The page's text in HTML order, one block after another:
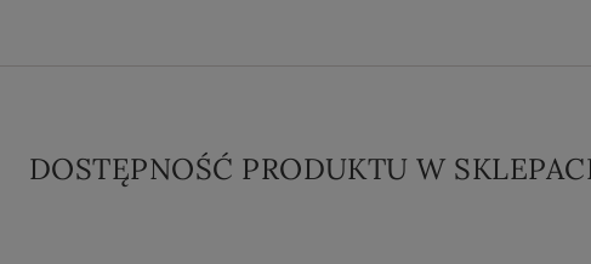
DOSTĘPNOŚĆ PRODUKTU W